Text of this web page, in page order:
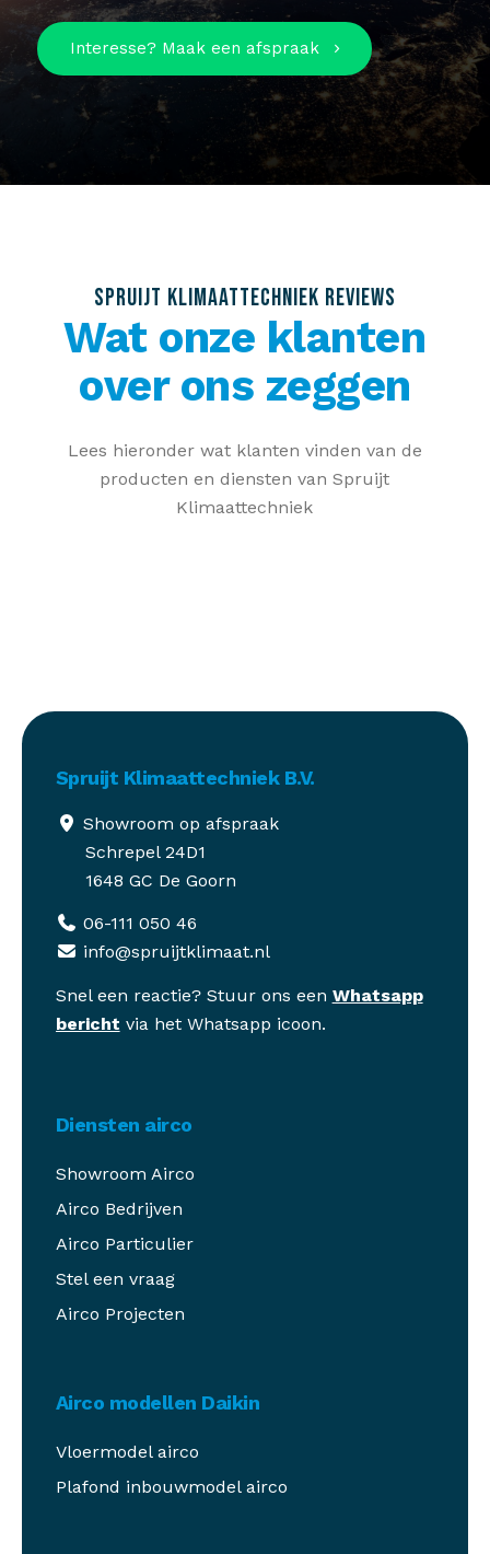
Interesse? Maak een afspraak
SPRUIJT KLIMAATTECHNIEK REVIEWS
Wat onze klanten
over ons zeggen
Lees hieronder wat klanten vinden van de
producten en diensten van Spruijt
Klimaattechniek
Spruijt Klimaattechniek B.V.
Showroom op afspraak
Schrepel 24D1
1648 GC De Goorn
06-111 050 46
info@spruijtklimaat.nl
Snel een reactie? Stuur ons een Whatsapp
bericht via het Whatsapp icoon.
Diensten airco
Showroom Airco
Airco Bedrijven
Airco Particulier
Stel een vraag
Airco Projecten
Airco modellen Daikin
Vloermodel airco
Plafond inbouwmodel airco